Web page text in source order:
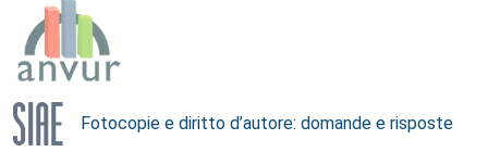
Fotocopie e diritto d’autore: domande e risposte